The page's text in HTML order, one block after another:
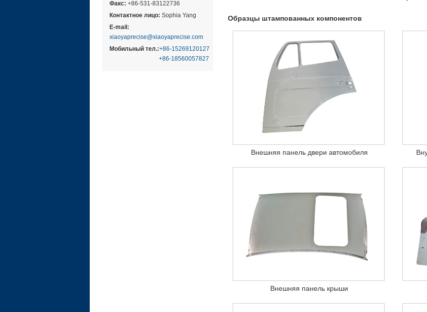
Факс: +86-531-83122736
Контактное лицо: Sophia Yang
E-mail:
xiaoyaprecise@xiaoyaprecise.com
Мобильный тел.:+86-15269120127
+86-18560057827
Образцы штампованных компонентов
Внешняя панель двери автомобиля
Внешняя панель крыши